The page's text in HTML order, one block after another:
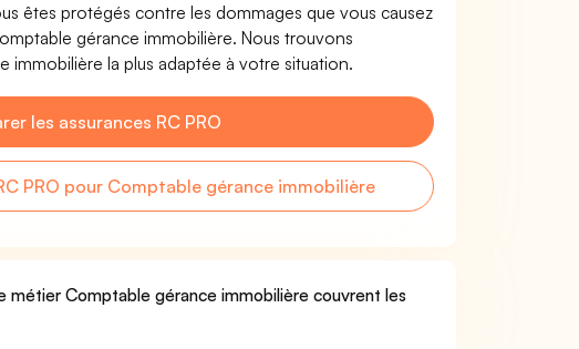
êtes protégés contre les dommages que vous causez
gérance immobilière. Nous trouvons
immobilière la plus adaptée à votre situation.
les assurances RC PRO
PRO pour Comptable gérance immobilière
métier Comptable gérance immobilière couvrent les